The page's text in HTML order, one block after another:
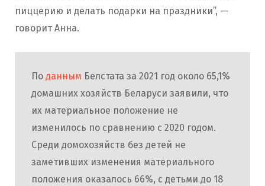
пиццерию и делать подарки на праздники”, —
говорит Анна.
По данным Белстата за 2021 год около 65,1%
домашних хозяйств Беларуси заявили, что
их материальное положение не
изменилось по сравнению с 2020 годом.
Среди домохозяйств без детей не
заметивших изменения материального
положения оказалось 66%, с детьми до 18